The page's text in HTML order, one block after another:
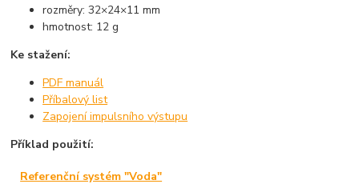
rozměry: 32×24×11 mm
hmotnost: 12 g
Ke stažení:
PDF manuál
Příbalový list
Zapojení impulsního výstupu
Příklad použití:
Referenční systém "Voda"